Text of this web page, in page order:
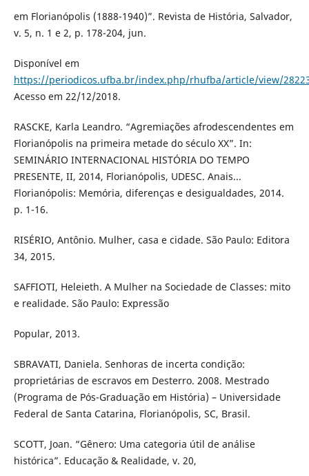
em Florianópolis (1888-1940)”. Revista de História, Salvador,
v. 5, n. 1 e 2, p. 178-204, jun.
Disponível em
https://periodicos.ufba.br/index.php/rhufba/article/view/
Acesso em 22/12/2018.
RASCKE, Karla Leandro. “Agremiações afrodescendentes em
Florianópolis na primeira metade do século XX”. In:
SEMINÁRIO INTERNACIONAL HISTÓRIA DO TEMPO
PRESENTE, II, 2014, Florianópolis, UDESC. Anais...
Florianópolis: Memória, diferenças e desigualdades, 2014.
p. 1-16.
RISÉRIO, Antônio. Mulher, casa e cidade. São Paulo: Editora
34, 2015.
SAFFIOTI, Heleieth. A Mulher na Sociedade de Classes: mito
e realidade. São Paulo: Expressão
Popular, 2013.
SBRAVATI, Daniela. Senhoras de incerta condição:
proprietárias de escravos em Desterro. 2008. Mestrado
(Programa de Pós-Graduação em História) – Universidade
Federal de Santa Catarina, Florianópolis, SC, Brasil.
SCOTT, Joan. “Gênero: Uma categoria útil de análise
histórica”. Educação & Realidade, v. 20,